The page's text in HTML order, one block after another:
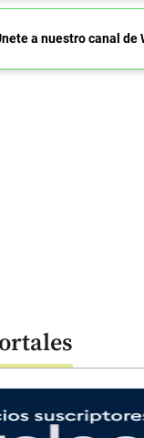
a nuestro canal de